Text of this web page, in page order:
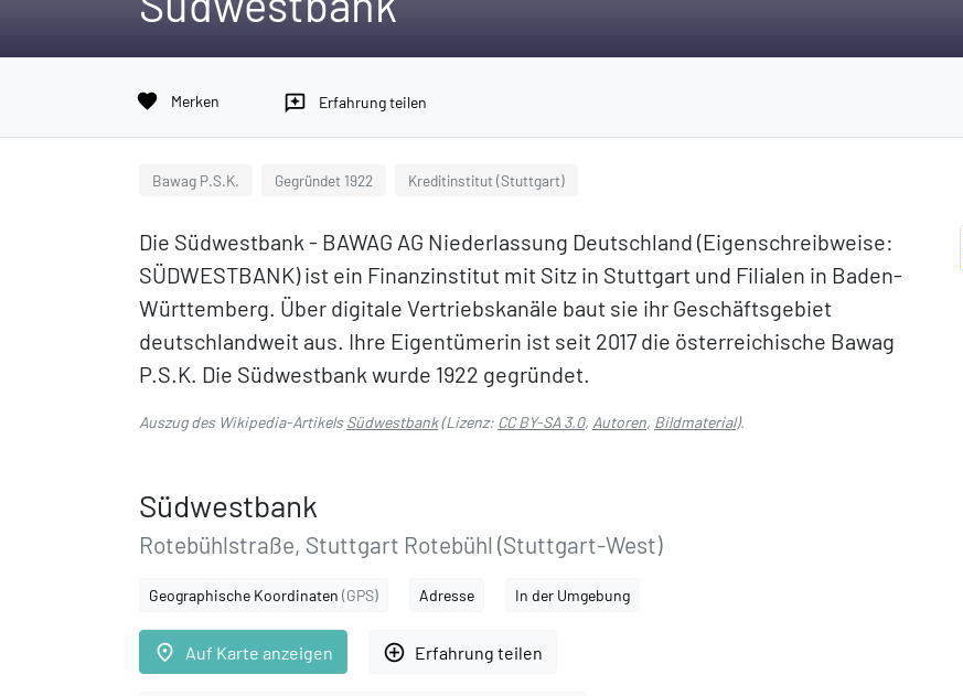
favorite Merken reviews Erfahrung teilen
Bawag P.S.K. Gegründet 1922 Kreditinstitut (Stuttgart)
Die Südwestbank - BAWAG AG Niederlassung Deutschland (Eigenschreibweise:
SÜDWESTBANK) ist ein Finanzinstitut mit Sitz in Stuttgart und Filialen in Baden-
Württemberg. Über digitale Vertriebskanäle baut sie ihr Geschäftsgebiet
deutschlandweit aus. Ihre Eigentümerin ist seit 2017 die österreichische Bawag
P.S.K. Die Südwestbank wurde 1922 gegründet.
Auszug des Wikipedia-ArtikelsSüdwestbank(Lizenz: CC BY-SA 3.0, Autoren, Bildmaterial).
Südwestbank
Rotebühlstraße, Stuttgart Rotebühl (Stuttgart-West)
Geographische Koordinaten (GPS) Adresse In der Umgebung
place Auf Karte anzeigen add_circle_outline Erfahrung teilen